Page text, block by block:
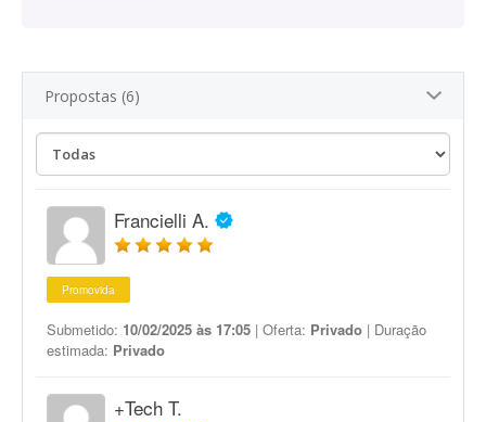
Propostas (6)
Francielli A.
Promovida
Submetido: 10/02/2025 às 17:05 | Oferta: Privado | Duração
estimada: Privado
+Tech T.